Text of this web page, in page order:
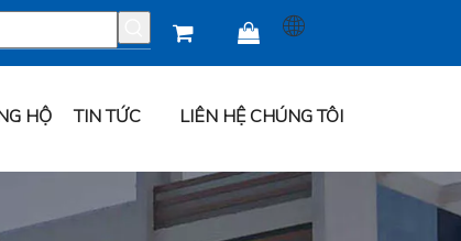
 
HỘ TIN TỨC LIÊN HỆ CHÚNG TÔI